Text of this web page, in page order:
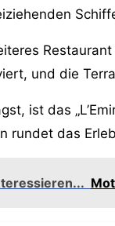
und die
ist das
rundet das